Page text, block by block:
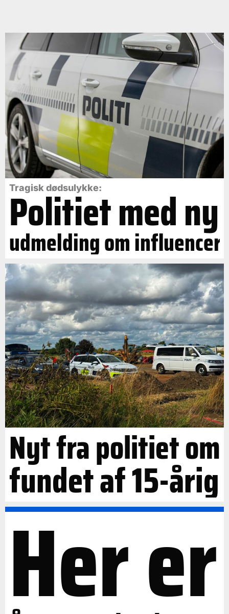
Tragisk dødsulykke:
Politiet med ny
udmelding om influencer
Nyt fra politiet om
fundet af 15-årig
Her er